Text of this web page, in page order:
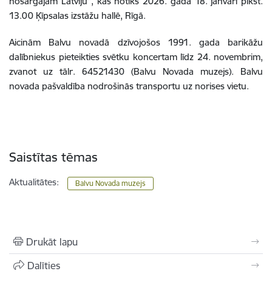
13.00 Ķīpsalas izstāžu hallē, Rīgā.
Aicinām Balvu novadā dzīvojošos 1991. gada barikāžu
dalībniekus pieteikties svētku koncertam līdz 24. novembrim,
zvanot uz tālr. 64521430 (Balvu Novada muzejs). Balvu
novada pašvaldība nodrošinās transportu uz norises vietu.
Saistītas tēmas
Aktualitātes: Balvu Novada muzejs
Drukāt lapu
Dalīties